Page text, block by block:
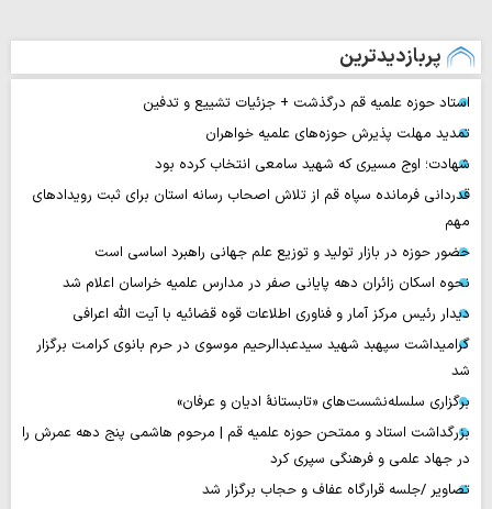
پربازدیدترین
استاد حوزه علمیه قم درگذشت + جزئیات تشییع و تدفین
تمدید مهلت پذیرش حوزه‌های علمیه خواهران
شهادت؛ اوج مسیری که شهید سامعی انتخاب کرده بود
قدردانی فرمانده سپاه قم از تلاش اصحاب رسانه استان برای ثبت رویدادهای
مهم
حضور حوزه در بازار تولید و توزیع علم جهانی راهبرد اساسی است
نحوه اسکان زائران دهه پایانی صفر در مدارس علمیه خراسان اعلام شد
دیدار رئیس مرکز آمار و فناوری اطلاعات قوه قضائیه با آیت الله اعرافی
گرامیداشت سپهبد شهید سیدعبدالرحیم موسوی در حرم بانوی کرامت برگزار
شد
برگزاری سلسله‌نشست‌های «تابستانهٔ ادیان و عرفان»
بزرگداشت استاد و ممتحن حوزه علمیه قم | مرحوم هاشمی پنج دهه عمرش را
در جهاد علمی و فرهنگی سپری کرد
تصاویر /جلسه قرارگاه عفاف و حجاب برگزار شد